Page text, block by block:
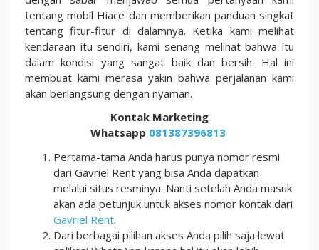
tentang mobil Hiace dan memberikan panduan singkat
tentang fitur-fitur di dalamnya. Ketika kami melihat
kendaraan itu sendiri, kami senang melihat bahwa itu
dalam kondisi yang sangat baik dan bersih. Hal ini
membuat kami merasa yakin bahwa perjalanan kami
akan berlangsung dengan nyaman.
Kontak Marketing
Whatsapp 081387396813
Pertama-tama Anda harus punya nomor resmi
dari Gavriel Rent yang bisa Anda dapatkan
melalui situs resminya. Nanti setelah Anda masuk
akan ada petunjuk untuk akses nomor kontak dari
Gavriel Rent.
Dari berbagai pilihan akses Anda pilih saja lewat